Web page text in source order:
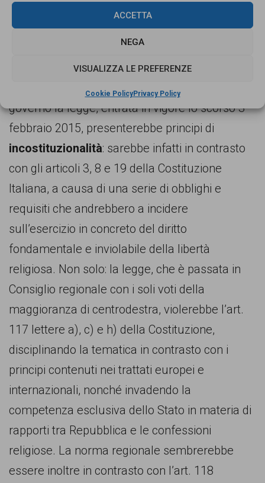
ACCETTA
NEGA
VISUALIZZA LE PREFERENZE
Cookie PolicyPrivacy Policy
Il
Consiglio dei Ministri ha impugnato davanti
alla Corte Costituzionalelalegge 2/2015
della Regione Lombardia ‘Principi per la
pianificazione delle attrezzature religiose0
legge anti-moschee
governo la legge, entrata in vigore lo scorso 3
febbraio 2015, presenterebbe principi di
incostituzionalità: sarebbe infatti in contrasto
con gli articoli 3, 8 e 19 della Costituzione
Italiana, a causa di una serie di obblighi e
requisiti che andrebbero a incidere
sull’esercizio in concreto del diritto
fondamentale e inviolabile della libertà
religiosa. Non solo: la legge, che è passata in
Consiglio regionale con i soli voti della
maggioranza di centrodestra, violerebbe l’art.
117 lettere a), c) e h) della Costituzione,
disciplinando la tematica in contrasto con i
principi contenuti nei trattati europei e
internazionali, nonché invadendo la
competenza esclusiva dello Stato in materia di
rapporti tra Repubblica e le confessioni
religiose. La norma regionale sembrerebbe
essere inoltre in contrasto con l’art. 118